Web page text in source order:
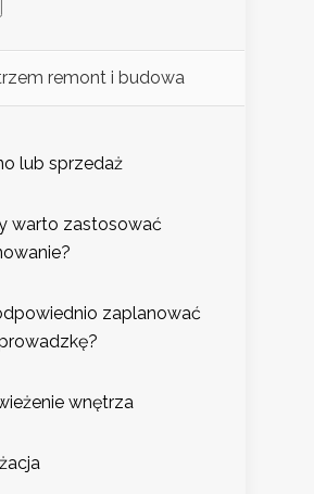
remont i budowa
lub sprzedaż
warto zastosować
zaplanować
wnętrza